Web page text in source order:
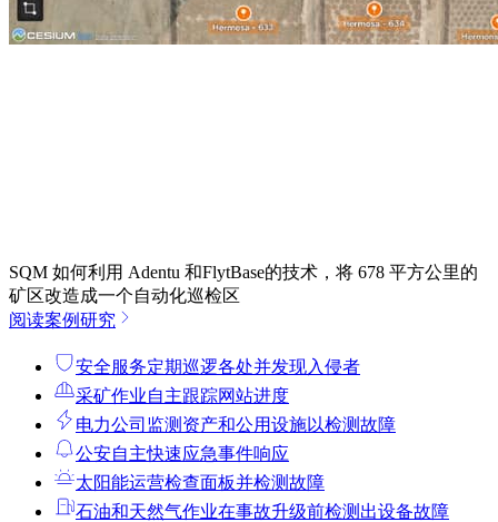
SQM 如何利用 Adentu 和FlytBase的技术，将 678 平方公里的
矿区改造成一个自动化巡检区
阅读案例研究
安全服务定期巡逻各处并发现入侵者
采矿作业自主跟踪网站进度
电力公司 监测资产和公用设施以检测故障
公安自主快速应急事件响应
太阳能运营检查面板并检测故障
石油和天然气作业在事故升级前检测出设备故障